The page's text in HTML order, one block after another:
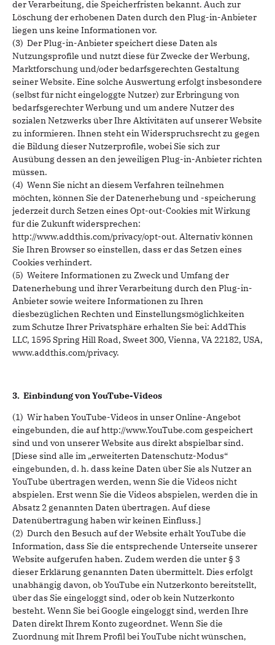
der Verarbeitung, die Speicherfristen bekannt. Auch zur
Löschung der erhobenen Daten durch den Plug-in-Anbieter
liegen uns keine Informationen vor.
(3) Der Plug-in-Anbieter speichert diese Daten als
Nutzungsprofile und nutzt diese für Zwecke der Werbung,
Marktforschung und/oder bedarfsgerechten Gestaltung
seiner Website. Eine solche Auswertung erfolgt insbesondere
(selbst für nicht eingeloggte Nutzer) zur Erbringung von
bedarfsgerechter Werbung und um andere Nutzer des
sozialen Netzwerks über Ihre Aktivitäten auf unserer Website
zu informieren. Ihnen steht ein Widerspruchsrecht zu gegen
die Bildung dieser Nutzerprofile, wobei Sie sich zur
Ausübung dessen an den jeweiligen Plug-in-Anbieter richten
müssen.
(4) Wenn Sie nicht an diesem Verfahren teilnehmen
möchten, können Sie der Datenerhebung und -speicherung
jederzeit durch Setzen eines Opt-out-Cookies mit Wirkung
für die Zukunft widersprechen:
http://www.addthis.com/privacy/opt-out. Alternativ können
Sie Ihren Browser so einstellen, dass er das Setzen eines
Cookies verhindert.
(5) Weitere Informationen zu Zweck und Umfang der
Datenerhebung und ihrer Verarbeitung durch den Plug-in-
Anbieter sowie weitere Informationen zu Ihren
diesbezüglichen Rechten und Einstellungsmöglichkeiten
zum Schutze Ihrer Privatsphäre erhalten Sie bei: AddThis
LLC, 1595 Spring Hill Road, Sweet 300, Vienna, VA 22182, USA,
www.addthis.com/privacy.
3. Einbindung von YouTube-Videos
(1) Wir haben YouTube-Videos in unser Online-Angebot
eingebunden, die auf http://www.YouTube.com gespeichert
sind und von unserer Website aus direkt abspielbar sind.
[Diese sind alle im „erweiterten Datenschutz-Modus“
eingebunden, d. h. dass keine Daten über Sie als Nutzer an
YouTube übertragen werden, wenn Sie die Videos nicht
abspielen. Erst wenn Sie die Videos abspielen, werden die in
Absatz 2 genannten Daten übertragen. Auf diese
Datenübertragung haben wir keinen Einfluss.]
(2) Durch den Besuch auf der Website erhält YouTube die
Information, dass Sie die entsprechende Unterseite unserer
Website aufgerufen haben. Zudem werden die unter § 3
dieser Erklärung genannten Daten übermittelt. Dies erfolgt
unabhängig davon, ob YouTube ein Nutzerkonto bereitstellt,
über das Sie eingeloggt sind, oder ob kein Nutzerkonto
besteht. Wenn Sie bei Google eingeloggt sind, werden Ihre
Daten direkt Ihrem Konto zugeordnet. Wenn Sie die
Zuordnung mit Ihrem Profil bei YouTube nicht wünschen,